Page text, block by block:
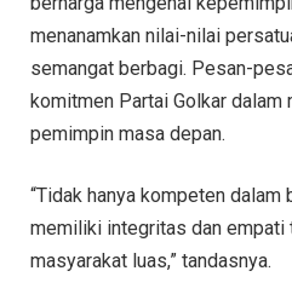
menanamkan nilai-nilai
semangat berbagi. Pesan-
komitmen Partai Golkar dalam
pemimpin masa depan.
“Tidak hanya kompeten
memiliki integritas dan empati
masyarakat luas,” tandasnya.